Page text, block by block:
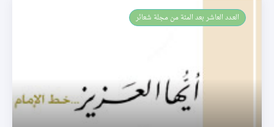
العـدد العاشر بعد المئة من مجلة شعائر